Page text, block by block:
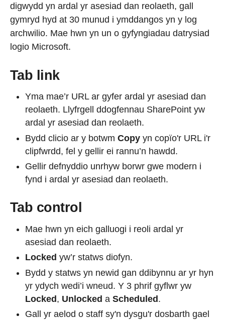
digwydd yn ardal yr asesiad dan reolaeth, gall
gymryd hyd at 30 munud i ymddangos yn y log
archwilio. Mae hwn yn un o gyfyngiadau datrysiad
logio Microsoft.
Tab link
Yma mae’r URL ar gyfer ardal yr asesiad dan
reolaeth. Llyfrgell ddogfennau SharePoint yw
ardal yr asesiad dan reolaeth.
Bydd clicio ar y botwm Copy yn copïo'r URL i'r
clipfwrdd, fel y gellir ei rannu’n hawdd.
Gellir defnyddio unrhyw borwr gwe modern i
fynd i ardal yr asesiad dan reolaeth.
Tab control
Mae hwn yn eich galluogi i reoli ardal yr
asesiad dan reolaeth.
Locked yw’r statws diofyn.
Bydd y statws yn newid gan ddibynnu ar yr hyn
yr ydych wedi’i wneud. Y 3 phrif gyflwr yw
Locked, Unlocked a Scheduled.
Gall yr aelod o staff sy'n dysgu'r dosbarth gael